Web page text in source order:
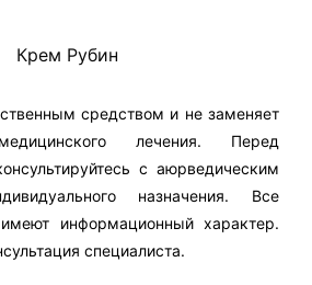
Крем Рубин
средством и не заменяет
лечения. Перед
с аюрведическим
назначения. Все
информационный характер.
специалиста.